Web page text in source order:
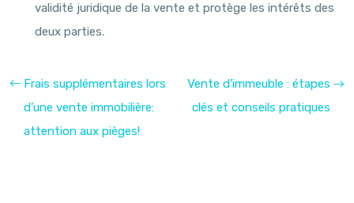
validité juridique de la vente et protège les intérêts des
deux parties.
Frais supplémentaires lors
d’une vente immobilière:
attention aux pièges!
Vente d’immeuble : étapes
clés et conseils pratiques